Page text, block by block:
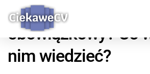
Czy plan urlopów
obowiązkowy? Co
nim wiedzieć?